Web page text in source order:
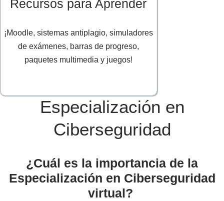
Recursos para Aprender
¡Moodle, sistemas antiplagio, simuladores
de exámenes, barras de progreso,
paquetes multimedia y juegos!
Especialización en
Ciberseguridad
¿Cuál es la importancia de la
Especialización en Ciberseguridad
virtual?